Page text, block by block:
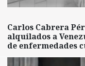
Carlos Cabrera
alquilados a
de enfermedades